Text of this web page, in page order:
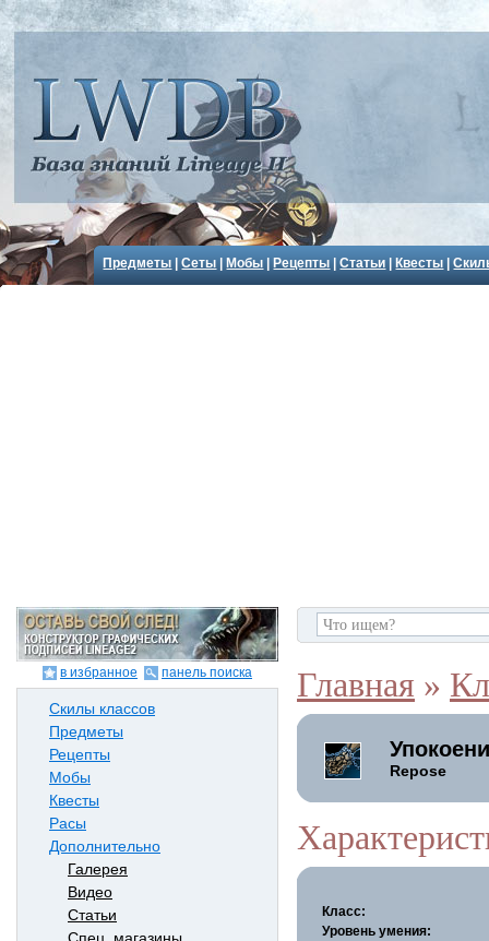
Предметы |Сеты Мобы Рецепты |Статьи Квесты |
в избранное панель поиска
Скилы классов
Предметы
Рецепты
Мобы
Квесты
Расы
Дополнительно
Галерея
Видео
Статьи
Главная »
Repose
Класс:
Уровень умения: